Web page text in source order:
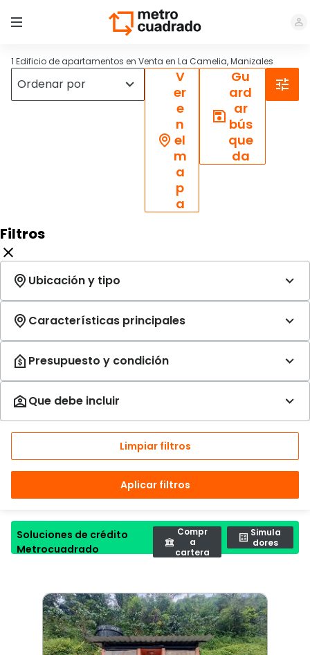
1 Edificio de apartamentos en Venta en La Camelia, Manizales
V
er
e
n
el
m
a
p
a
Gu
ard
ar
bús
que
da
Filtros
Limpiar filtros
Aplicar filtros
Soluciones de crédito
Metrocuadrado
Compr
a
cartera
Simula
dores